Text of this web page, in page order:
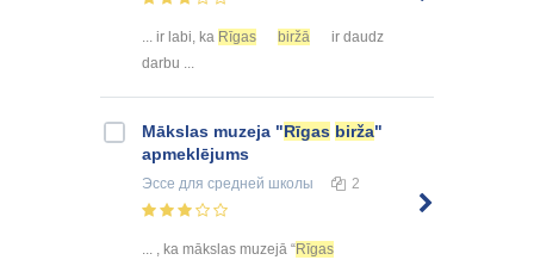
... ir labi, ka Rīgas biržā
ir daudz
darbu ...
Mākslas muzeja "Rīgas birža"
apmeklējums
Эссе для средней школы 2
... , ka mākslas muzejā “Rīgas